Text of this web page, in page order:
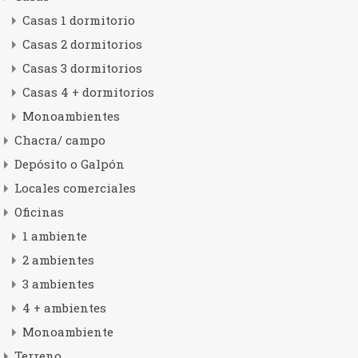
Casas 1 dormitorio
Casas 2 dormitorios
Casas 3 dormitorios
Casas 4 + dormitorios
Monoambientes
Chacra/ campo
Depósito o Galpón
Locales comerciales
Oficinas
1 ambiente
2 ambientes
3 ambientes
4 + ambientes
Monoambiente